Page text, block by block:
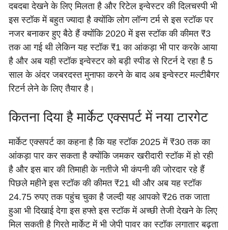
दबदबा देखने के लिए मिलता है और रिटेल इन्वेस्टर की दिलचस्पी भी
इस स्टॉक में बहुत ज्यादा है क्योंकि लोग लॉन्ग टर्म से इस स्टॉक पर
नजर बनाकर हुए बैठे हैं क्योंकि 2020 में इस स्टॉक की कीमत ₹3
तक आ गई थी लेकिन यह स्टॉक ₹1 का आंकड़ा भी पार करके आया
है और अब यही स्टॉक इन्वेस्टर को बड़ी स्पीड से रिटर्न दे रहा है 5
साल के अंदर जबरदस्त मुनाफा करने के बाद अब इन्वेस्टर मल्टीबैगर
रिटर्न लेने के लिए तैयार है।
कितना दिया है मार्केट एक्सपर्ट में नया टारगेट
मार्केट एक्सपर्ट का कहना है कि यह स्टॉक 2025 में ₹30 तक का
आंकड़ा पार कर सकता है क्योंकि जमकर खरीदारी स्टॉक में हो रही
है और इस बार की तिमाही के नतीजे भी कंपनी की जोरदार रहे हैं
पिछले महीने इस स्टॉक की कीमत ₹21 थी और अब यह स्टॉक
24.75 रुपए तक पहुंच चुका है जल्दी यह आपको ₹26 तक जाता
हुआ भी दिखाई देगा इस हफ्ते इस स्टॉक में अच्छी तेजी देखने के लिए
मिल सकती है गिरते मार्केट में भी जेपी पावर का स्टॉक लगातार बढ़ता